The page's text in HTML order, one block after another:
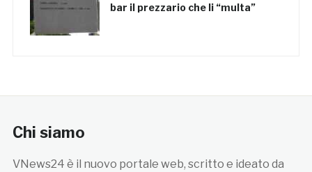
bar il prezzario che li “multa”
Chi siamo
VNews24 è il nuovo portale web, scritto e ideato da